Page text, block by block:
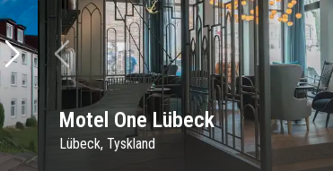
Næste billedeForrige billede
Motel One Lübeck
Lübeck, Tyskland